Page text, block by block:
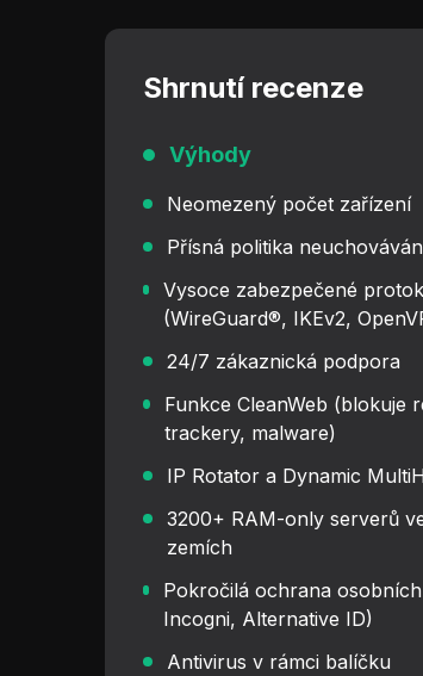
Shrnutí recenze
Výhody
Neomezený počet zařízení
Přísná politika
Vysoce zabezpečené
(WireGuard®, IKEv2,
24/7 zákaznická podpora
Funkce CleanWeb (blokuje
trackery, malware)
IP Rotator a Dynamic
3200+ RAM-only serverů
zemích
Pokročilá ochrana
Incogni, Alternative ID)
Antivirus v rámci balíčku